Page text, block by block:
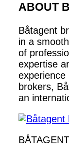
ABOUT
Båtagent
in a
of
expertise
brokers,
an
BÅTAGENT